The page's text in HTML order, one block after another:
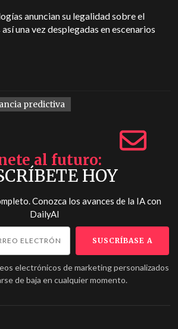
anuncian su legalidad sobre el
una vez desplegadas en escenarios
predictiva
al futuro
HOY
Conozca los avances de la IA con
DailyAI
electrónicos de marketing personalizados
de baja en cualquier momento.